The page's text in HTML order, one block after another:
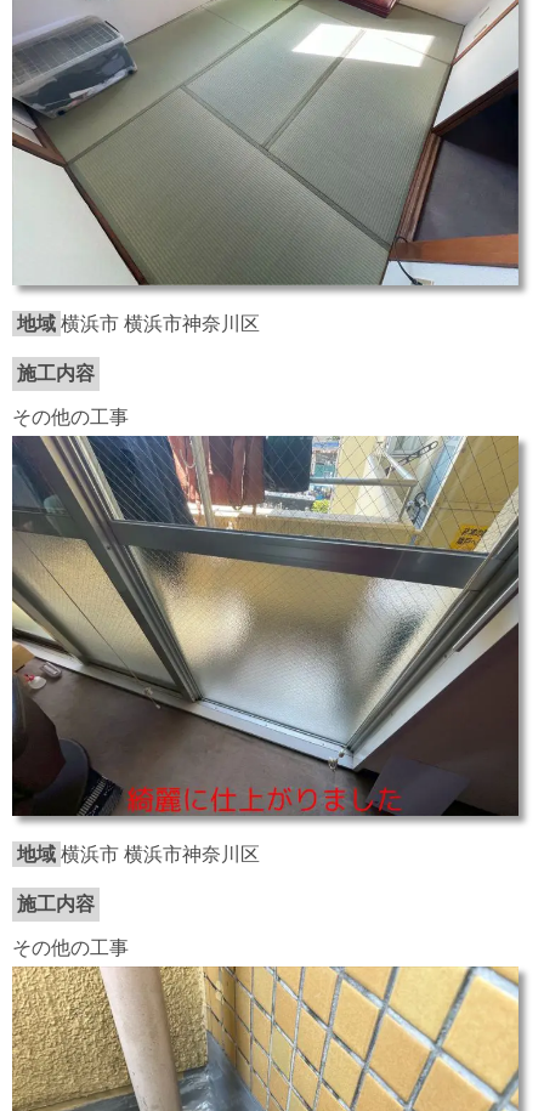
地域 横浜市 横浜市神奈川区
施工内容
その他の工事
地域 横浜市 横浜市神奈川区
施工内容
その他の工事